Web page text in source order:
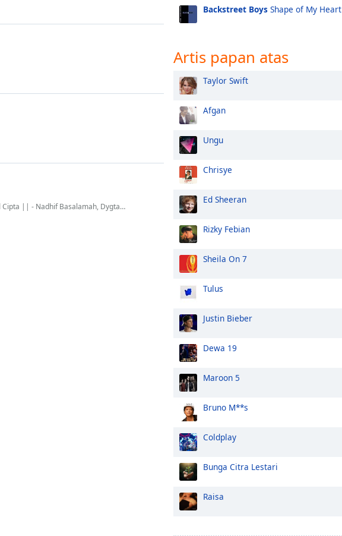
Basalamah, Dygta, Kamasean, Sal Priadi, Yoan
Backstreet Boys Shape of My Heart
Artis papan atas
Taylor Swift
Afgan
Ungu
Chrisye
Ed Sheeran
Rizky Febian
Sheila On 7
Tulus
Justin Bieber
Dewa 19
Maroon 5
Bruno M**s
Coldplay
Bunga Citra Lestari
Raisa